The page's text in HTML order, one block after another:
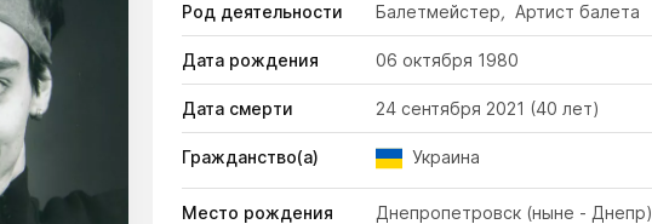
Род деятельности Балетмейстер, Артист балета
Дата рождения 06 октября 1980
Дата смерти 24 сентября 2021 (40 лет)
Гражданство(а) Украина
Место рождения Днепропетровск (ныне - Днепр)